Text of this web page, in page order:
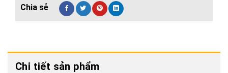
Chi tiết sản phẩm